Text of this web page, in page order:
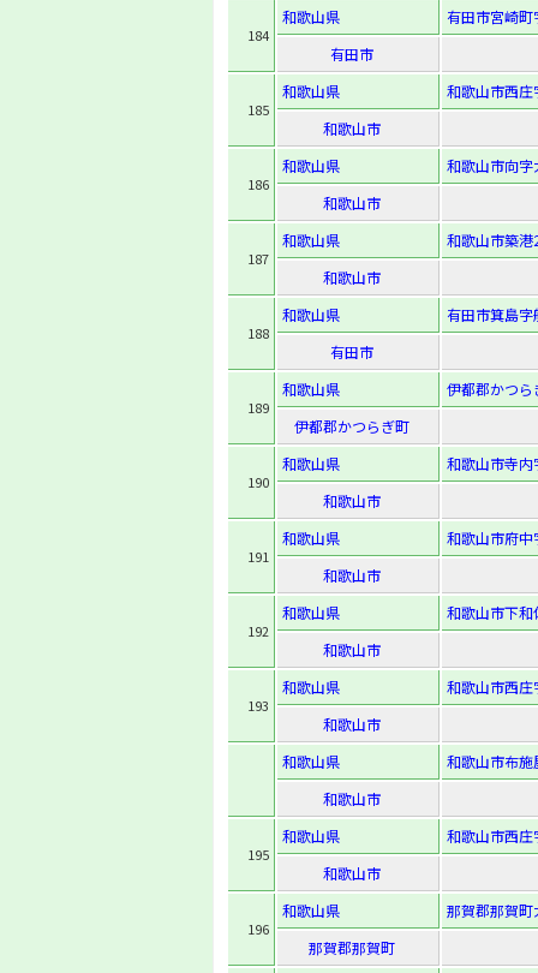
184
和歌山県
有田市宮崎
有田市
185
和歌山県
和歌山市西
和歌山市
186
和歌山県
和歌山市向
和歌山市
187
和歌山県
和歌山市築
和歌山市
188
和歌山県
有田市箕島
有田市
189
和歌山県
伊都郡かつ
伊都郡かつらぎ町
190
和歌山県
和歌山市寺
和歌山市
191
和歌山県
和歌山市府
和歌山市
192
和歌山県
和歌山市下
和歌山市
193
和歌山県
和歌山市西
和歌山市
和歌山県
和歌山市布
和歌山市
195
和歌山県
和歌山市西
和歌山市
196
和歌山県
那賀郡那賀
那賀郡那賀町